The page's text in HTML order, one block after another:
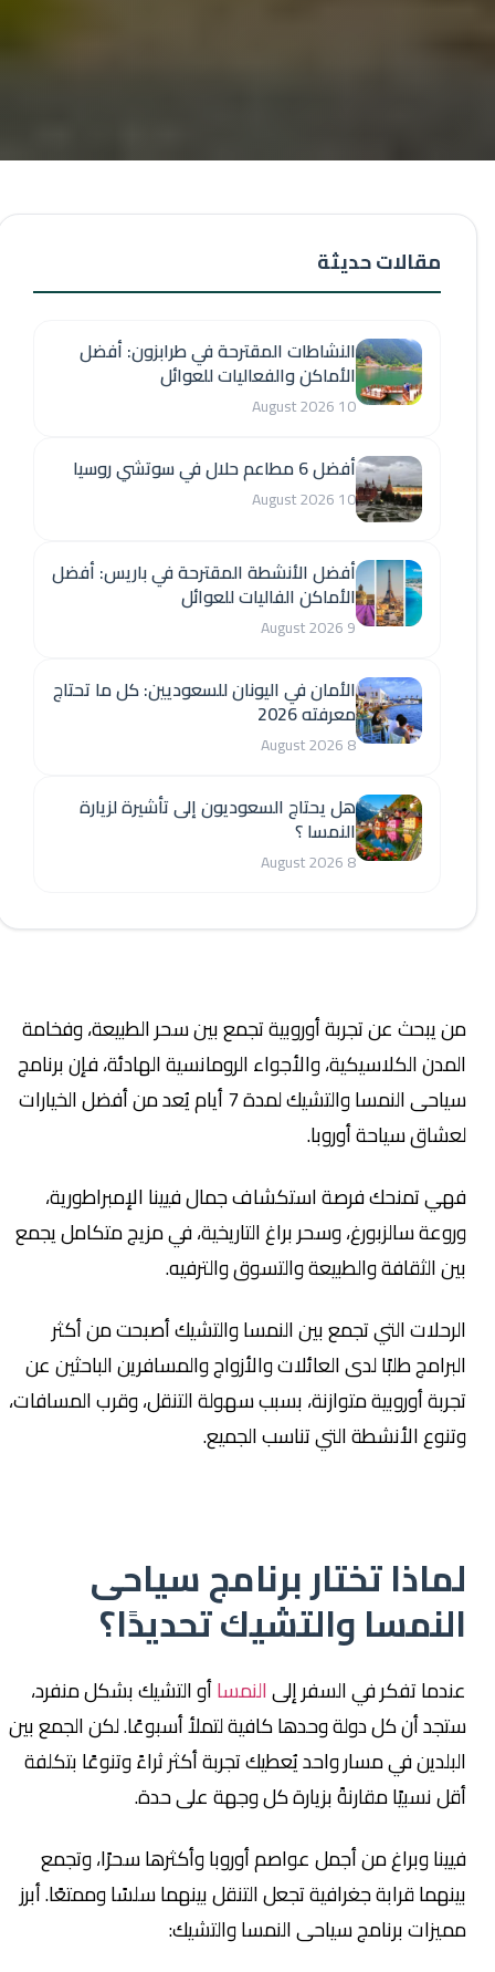
من يبحث عن تجربة أوروبية تجمع بين سحر الطبيعة، وفخامة
المدن الكلاسيكية، والأجواء الرومانسية الهادئة، فإن برنامج
سياحى النمسا والتشيك لمدة 7 أيام يُعد من أفضل الخيارات
لعشاق سياحة أوروبا.
فهي تمنحك فرصة استكشاف جمال فيينا الإمبراطورية،
وروعة سالزبورغ، وسحر براغ التاريخية، في مزيج متكامل يجمع
بين الثقافة والطبيعة والتسوق والترفيه.
الرحلات التي تجمع بين النمسا والتشيك أصبحت من أكثر
البرامج طلبًا لدى العائلات والأزواج والمسافرين الباحثين عن
تجربة أوروبية متوازنة، بسبب سهولة التنقل، وقرب المسافات،
وتنوع الأنشطة التي تناسب الجميع.
لماذا تختار برنامج سياحى
النمسا والتشيك تحديدًا؟
عندما تفكر في السفر إلىالنمساأو التشيك بشكل منفرد،
ستجد أن كل دولة وحدها كافية لتملأ أسبوعًا. لكن الجمع بين
البلدين في مسار واحد يُعطيك تجربة أكثر ثراءً وتنوعًا بتكلفة
أقل نسبيًا مقارنةً بزيارة كل وجهة على حدة.
فيينا وبراغ من أجمل عواصم أوروبا وأكثرها سحرًا، وتجمع
بينهما قرابة جغرافية تجعل التنقل بينهما سلسًا وممتعًا. أبرز
مميزات برنامج سياحى النمسا والتشيك:
مقالات حديثة
النشاطات المقترحة في طرابزون: أفضل
الأماكن والفعاليات للعوائل
10 August 2026
أفضل 6 مطاعم حلال في سوتشي روسيا
10 August 2026
أفضل الأنشطة المقترحة في باريس: أفضل
الأماكن الفاليات للعوائل
9 August 2026
الأمان في اليونان للسعوديين: كل ما تحتاج
معرفته 2026
8 August 2026
هل يحتاج السعوديون إلى تأشيرة لزيارة
النمسا ؟
8 August 2026